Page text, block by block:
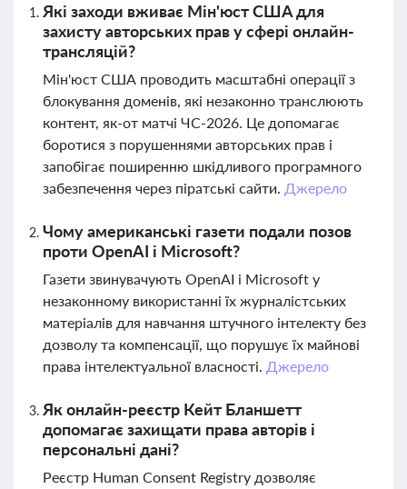
Які заходи вживає Мін'юст США для
захисту авторських прав у сфері онлайн-
трансляцій?
Мін'юст США проводить масштабні операції з
блокування доменів, які незаконно транслюють
контент, як-от матчі ЧС-2026. Це допомагає
боротися з порушеннями авторських прав і
запобігає поширенню шкідливого програмного
забезпечення через піратські сайти. Джерело
Чому американські газети подали позов
проти OpenAI і Microsoft?
Газети звинувачують OpenAI і Microsoft у
незаконному використанні їх журналістських
матеріалів для навчання штучного інтелекту без
дозволу та компенсації, що порушує їх майнові
права інтелектуальної власності. Джерело
Як онлайн-реєстр Кейт Бланшетт
допомагає захищати права авторів і
персональні дані?
Реєстр Human Consent Registry дозволяє